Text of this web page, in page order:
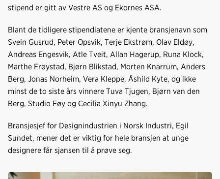
k
n
stipend er gitt av Vestre AS og Ekornes ASA.
Blant de tidligere stipendiatene er kjente bransjenavn som
Svein Gusrud, Peter Opsvik, Terje Ekstrøm, Olav Eldøy,
Andreas Engesvik, Atle Tveit, Allan Hagerup, Runa Klock,
Marthe Frøystad, Bjørn Blikstad, Morten Knarrum, Anders
Berg, Jonas Norheim, Vera Kleppe, Åshild Kyte, og ikke
minst de to siste års vinnere Tuva Tjugen, Bjørn van den
Berg, Studio Føy og Cecilia Xinyu Zhang.
Bransjesjef for Designindustrien i Norsk Industri, Egil
Sundet, mener det er viktig for hele bransjen at unge
designere får sjansen til å prøve seg.